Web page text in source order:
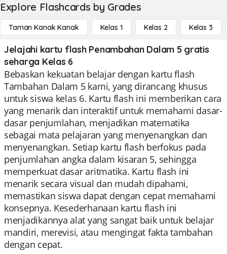
Explore Flashcards by Grades
Taman Kanak Kanak Kelas 1 Kelas 2 Kelas 3
Jelajahi kartu flash Penambahan Dalam 5 gratis
seharga Kelas 6
Bebaskan kekuatan belajar dengan kartu flash
Tambahan Dalam 5 kami, yang dirancang khusus
untuk siswa kelas 6. Kartu flash ini memberikan cara
yang menarik dan interaktif untuk memahami dasar-
dasar penjumlahan, menjadikan matematika
sebagai mata pelajaran yang menyenangkan dan
menyenangkan. Setiap kartu flash berfokus pada
penjumlahan angka dalam kisaran 5, sehingga
memperkuat dasar aritmatika. Kartu flash ini
menarik secara visual dan mudah dipahami,
memastikan siswa dapat dengan cepat memahami
konsepnya. Kesederhanaan kartu flash ini
menjadikannya alat yang sangat baik untuk belajar
mandiri, merevisi, atau mengingat fakta tambahan
dengan cepat.